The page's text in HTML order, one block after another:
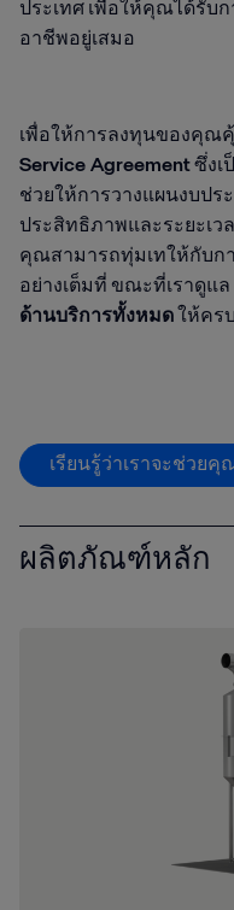
ประเทศ เพื่อให้คุณได้รับ
อาชีพอยู่เสมอ
เพื่อให้การลงทุนของคุณ
Service Agreementซึ่งเ
ช่วยให้การวางแผนงบปร
ประสิทธิภาพและระยะเว
คุณสามารถทุ่มเทให้กับก
อย่างเต็มที่ ขณะที่เราดูแล
ด้านบริการทั้งหมดให้คร
เรียนรู้ว่าเราจะช่วย
ผลิตภัณฑ์หลัก